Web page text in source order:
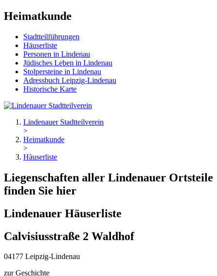
Heimatkunde
Stadtteilführungen
Häuserliste
Personen in Lindenau
Jüdisches Leben in Lindenau
Stolpersteine in Lindenau
Adressbuch Leipzig-Lindenau
Historische Karte
Lindenauer Stadtteilverein
>
Heimatkunde
>
Häuserliste
Liegenschaften aller Lindenauer Ortsteile
finden Sie hier
Lindenauer Häuserliste
Calvisiusstraße 2 Waldhof
04177 Leipzig-Lindenau
zur Geschichte